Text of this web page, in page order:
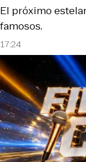
17:24
El próximo
famosos.